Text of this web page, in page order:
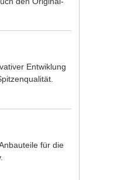
Entwiklung
für die